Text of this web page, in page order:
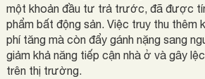
một khoản đầu tư trả trước, đã được
phẩm bất động sản. Việc truy thu thêm
phí tăng mà còn đẩy gánh nặng sang
giảm khả năng tiếp cận nhà ở và gây
trên thị trường.